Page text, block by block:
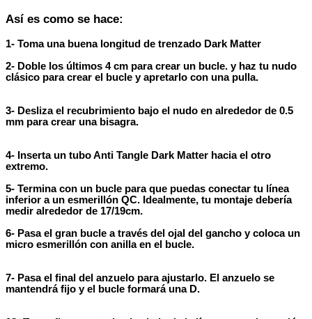
Así es como se hace:
1- Toma una buena longitud de trenzado Dark Matter
2- Doble los últimos 4 cm para crear un bucle. y haz tu nudo
clásico para crear el bucle y apretarlo con una pulla.
3- Desliza el recubrimiento bajo el nudo en alrededor de 0.5
mm para crear una bisagra.
4- Inserta un tubo Anti Tangle Dark Matter hacia el otro
extremo.
5- Termina con un bucle para que puedas conectar tu línea
inferior a un esmerillón QC. Idealmente, tu montaje debería
medir alrededor de 17/19cm.
6- Pasa el gran bucle a través del ojal del gancho y coloca un
micro esmerillón con anilla en el bucle.
7- Pasa el final del anzuelo para ajustarlo. El anzuelo se
mantendrá fijo y el bucle formará una D.